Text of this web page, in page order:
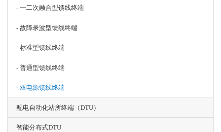
- 一二次融合型馈线终端
- 故障录波型馈线终端
- 标准型馈线终端
- 普通型馈线终端
- 双电源馈线终端
配电自动化站所终端（DTU）
智能分布式DTU